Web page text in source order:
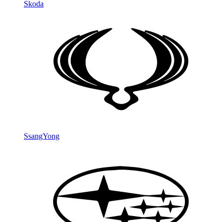
Skoda
SsangYong